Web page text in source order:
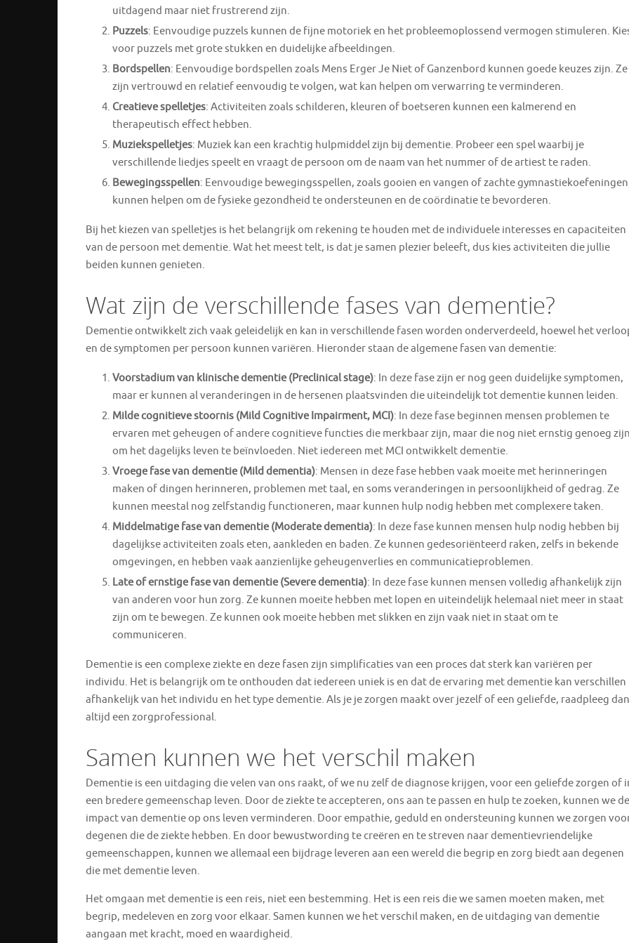
uitdagend maar niet frustrerend zijn.
Puzzels: Eenvoudige puzzels kunnen de fijne motoriek en het probleemoplossend vermogen stimuleren.
voor puzzels met grote stukken en duidelijke afbeeldingen.
Bordspellen: Eenvoudige bordspellen zoals Mens Erger Je Niet of Ganzenbord kunnen goede keuzes zijn. Ze
zijn vertrouwd en relatief eenvoudig te volgen, wat kan helpen om verwarring te verminderen.
Creatieve spelletjes: Activiteiten zoals schilderen, kleuren of boetseren kunnen een kalmerend en
therapeutisch effect hebben.
Muziekspelletjes: Muziek kan een krachtig hulpmiddel zijn bij dementie. Probeer een spel waarbij je
verschillende liedjes speelt en vraagt de persoon om de naam van het nummer of de artiest te raden.
Bewegingsspellen: Eenvoudige bewegingsspellen, zoals gooien en vangen of zachte
kunnen helpen om de fysieke gezondheid te ondersteunen en de coördinatie te bevorderen.
Bij het kiezen van spelletjes is het belangrijk om rekening te houden met de individuele interesses en capaciteiten
van de persoon met dementie. Wat het meest telt, is dat je samen plezier beleeft, dus kies activiteiten die jullie
beiden kunnen genieten.
Wat zijn de verschillende fases van dementie?
Dementie ontwikkelt zich vaak geleidelijk en kan in verschillende fasen worden onderverdeeld, hoewel het
en de symptomen per persoon kunnen variëren. Hieronder staan de algemene fasen van dementie:
Voorstadium van klinische dementie (Preclinical stage): In deze fase zijn er nog geen duidelijke symptomen,
maar er kunnen al veranderingen in de hersenen plaatsvinden die uiteindelijk tot dementie kunnen leiden.
Milde cognitieve stoornis (Mild Cognitive Impairment, MCI): In deze fase beginnen mensen problemen te
ervaren met geheugen of andere cognitieve functies die merkbaar zijn, maar die nog niet ernstig genoeg
om het dagelijks leven te beïnvloeden. Niet iedereen met MCI ontwikkelt dementie.
Vroege fase van dementie (Mild dementia): Mensen in deze fase hebben vaak moeite met herinneringen
maken of dingen herinneren, problemen met taal, en soms veranderingen in persoonlijkheid of gedrag. Ze
kunnen meestal nog zelfstandig functioneren, maar kunnen hulp nodig hebben met complexere taken.
Middelmatige fase van dementie (Moderate dementia): In deze fase kunnen mensen hulp nodig hebben bij
dagelijkse activiteiten zoals eten, aankleden en baden. Ze kunnen gedesoriënteerd raken, zelfs in bekende
omgevingen, en hebben vaak aanzienlijke geheugenverlies en communicatieproblemen.
Late of ernstige fase van dementie (Severe dementia): In deze fase kunnen mensen volledig afhankelijk zijn
van anderen voor hun zorg. Ze kunnen moeite hebben met lopen en uiteindelijk helemaal niet meer in staat
zijn om te bewegen. Ze kunnen ook moeite hebben met slikken en zijn vaak niet in staat om te
communiceren.
Dementie is een complexe ziekte en deze fasen zijn simplificaties van een proces dat sterk kan variëren per
individu. Het is belangrijk om te onthouden dat iedereen uniek is en dat de ervaring met dementie kan verschillen
afhankelijk van het individu en het type dementie. Als je je zorgen maakt over jezelf of een geliefde, raadpleeg dan
altijd een zorgprofessional.
Samen kunnen we het verschil maken
Dementie is een uitdaging die velen van ons raakt, of we nu zelf de diagnose krijgen, voor een geliefde zorgen of
een bredere gemeenschap leven. Door de ziekte te accepteren, ons aan te passen en hulp te zoeken, kunnen we de
impact van dementie op ons leven verminderen. Door empathie, geduld en ondersteuning kunnen we zorgen
degenen die de ziekte hebben. En door bewustwording te creëren en te streven naar dementievriendelijke
gemeenschappen, kunnen we allemaal een bijdrage leveren aan een wereld die begrip en zorg biedt aan degenen
die met dementie leven.
Het omgaan met dementie is een reis, niet een bestemming. Het is een reis die we samen moeten maken, met
begrip, medeleven en zorg voor elkaar. Samen kunnen we het verschil maken, en de uitdaging van dementie
aangaan met kracht, moed en waardigheid.